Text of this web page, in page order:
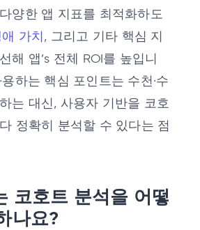
양한 앱 지표를 최적화하도
가치 , 그리고 기타 핵심 지
해 앱’s 전체 ROI를 높입니
하는 핵심 포인트는 수천·수
는 대신, 사용자 기반을 코호
정확히 분석할 수 있다는 점
코호트 분석을 어떻
나요?